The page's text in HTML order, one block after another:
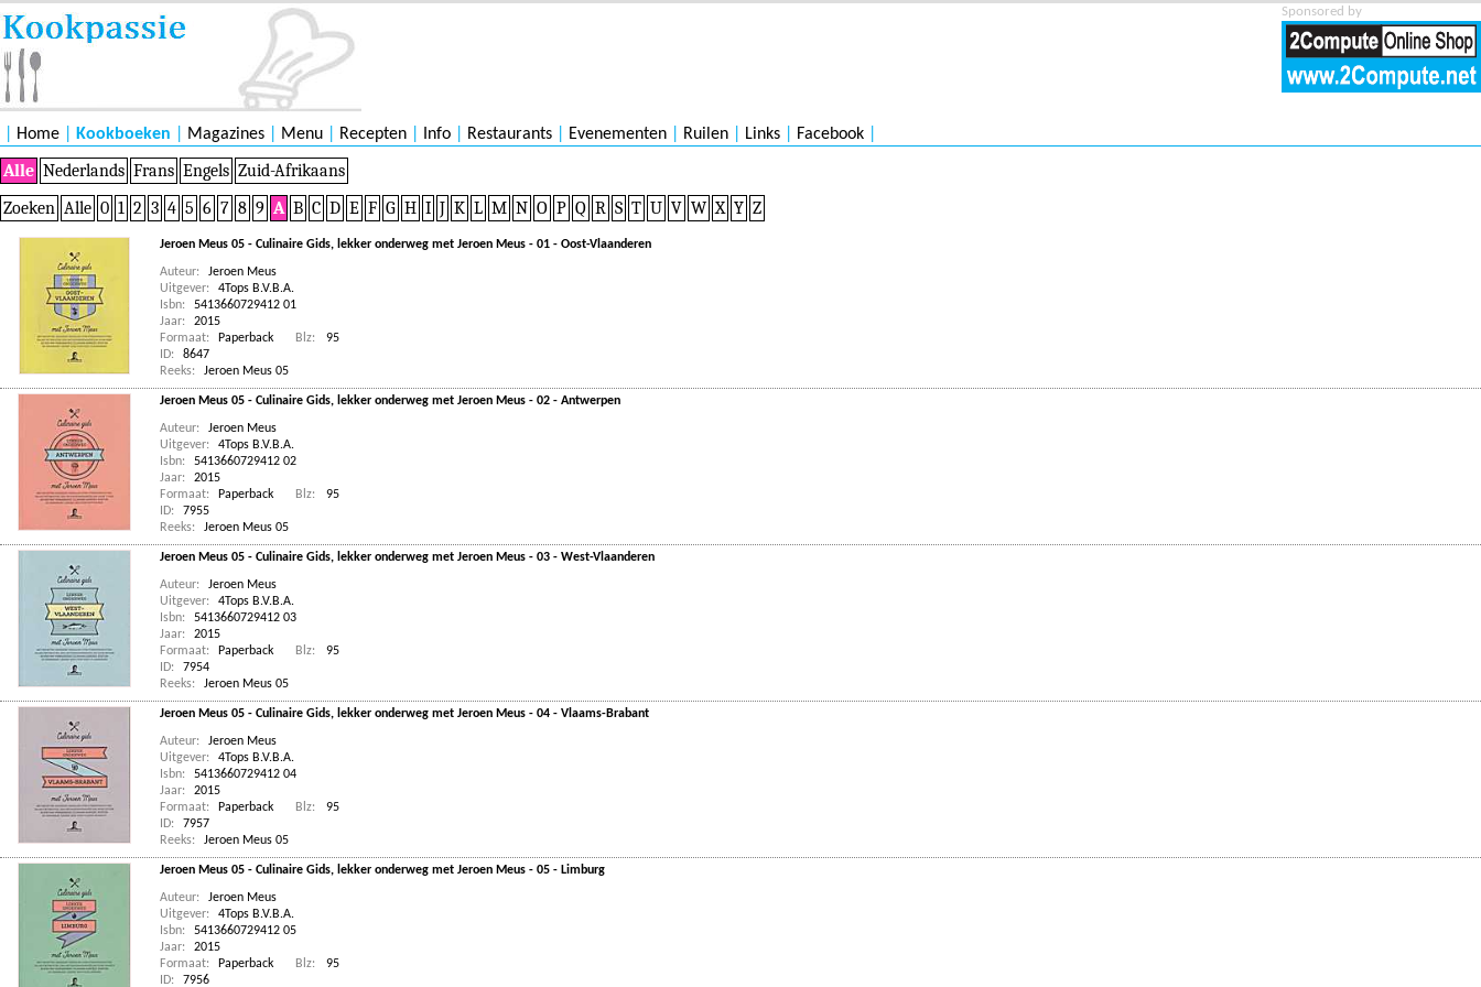
Sponsored by
Home Kookboeken Magazines Menu Recepten Info Restaurants Evenementen Ruilen Links Facebook
Alle Nederlands Frans Engels Zuid-Afrikaans
Zoeken Alle 0 1 2 3 4 5 6 7 8 9 A B C D E F G H I J K L M N O P Q R S T U V W X Y Z
Jeroen Meus 05 - Culinaire Gids, lekker onderweg met Jeroen Meus - 01 - Oost-Vlaanderen
Auteur:
Jeroen Meus
Uitgever:
4Tops B.V.B.A.
Isbn:
5413660729412 01
Jaar:
2015
Formaat:
Paperback Blz:
95
ID:
8647
Reeks:
Jeroen Meus 05
Jeroen Meus 05 - Culinaire Gids, lekker onderweg met Jeroen Meus - 02 - Antwerpen
Auteur:
Jeroen Meus
Uitgever:
4Tops B.V.B.A.
Isbn:
5413660729412 02
Jaar:
2015
Formaat:
Paperback Blz:
95
ID:
7955
Reeks:
Jeroen Meus 05
Jeroen Meus 05 - Culinaire Gids, lekker onderweg met Jeroen Meus - 03 - West-Vlaanderen
Auteur:
Jeroen Meus
Uitgever:
4Tops B.V.B.A.
Isbn:
5413660729412 03
Jaar:
2015
Formaat:
Paperback Blz:
95
ID:
7954
Reeks:
Jeroen Meus 05
Jeroen Meus 05 - Culinaire Gids, lekker onderweg met Jeroen Meus - 04 - Vlaams-Brabant
Auteur:
Jeroen Meus
Uitgever:
4Tops B.V.B.A.
Isbn:
5413660729412 04
Jaar:
2015
Formaat:
Paperback Blz:
95
ID:
7957
Reeks:
Jeroen Meus 05
Jeroen Meus 05 - Culinaire Gids, lekker onderweg met Jeroen Meus - 05 - Limburg
Auteur:
Jeroen Meus
Uitgever:
4Tops B.V.B.A.
Isbn:
5413660729412 05
Jaar:
2015
Formaat:
Paperback Blz:
95
ID:
7956